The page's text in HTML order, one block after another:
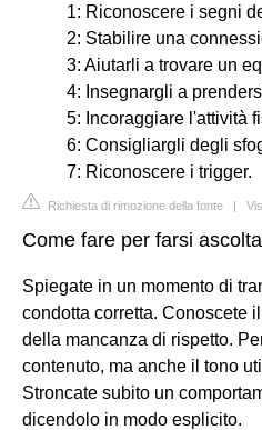
1: Riconoscere i segni
2: Stabilire una
3: Aiutarli a trovare un
4: Insegnargli a
5: Incoraggiare l'attività
6: Consigliargli degli
7: Riconoscere i trigger.
Richiesta di rimozione della fonte |
Come fare per farsi
Spiegate in un momento di
condotta corretta. Conoscete
della mancanza di rispetto.
contenuto, ma anche il tono
Stroncate subito un
dicendolo in modo esplicito.